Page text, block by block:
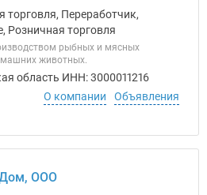
торговля, Переработчик,
Розничная торговля
рыбных и мясных
животных.
область ИНН: 3000011216
О компании
Объявления
ООО